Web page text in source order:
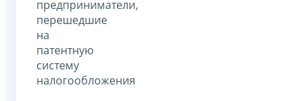
предприниматели,
перешедшие
на
патентную
систему
налогообложения